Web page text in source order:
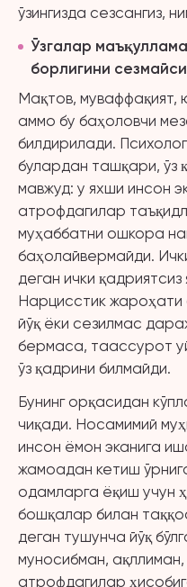
ўзингизда сезсангиз,
Ўзгалар
борлигини
Мақтов, муваффақият,
аммо бу баҳоловчи
билдирилади.
булардан ташқари, ўз
мавжуд: у яхши инсон
атрофдагилар
муҳаббатни ошкора
баҳолайвермайди.
деган ички
Нарцисстик
йўқ ёки сезилмас
бермаса, таассурот
ўз қадрини билмайди.
Бунинг орқасидан
чиқади. Носамимий
инсон ёмон эканига
жамоадан кетиш
одамларга ёқиш учун
бошқалар билан
деган тушунча йўқ
муносибман,
атрофдагилар